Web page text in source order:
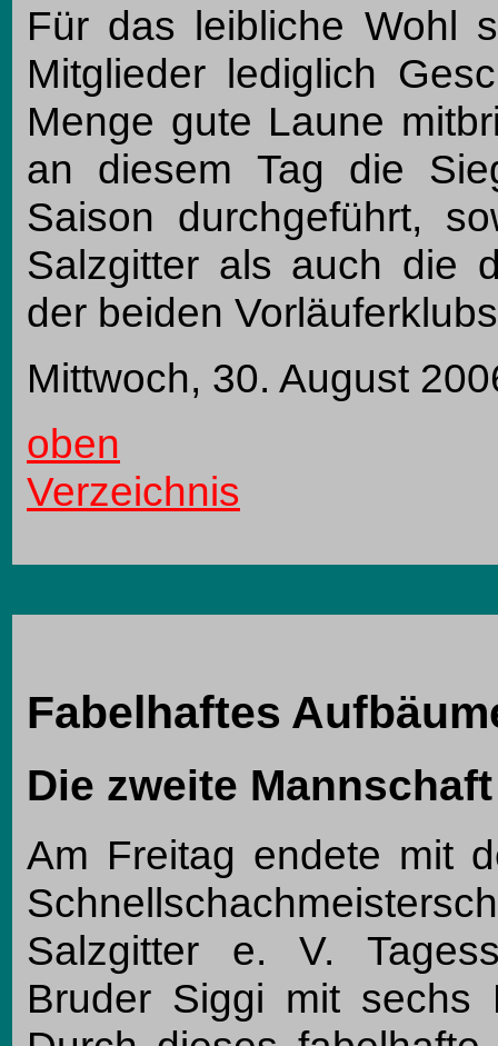
Für das leibliche Wohl
Mitglieder lediglich
Menge gute Laune
an diesem Tag die
Saison durchgeführt,
Salzgitter als auch die
der beiden
Mittwoch, 30. August
oben
Verzeichnis
Fabelhaftes
Die zweite
Am Freitag endete mit
Salzgitter e. V.
Bruder Siggi mit sechs